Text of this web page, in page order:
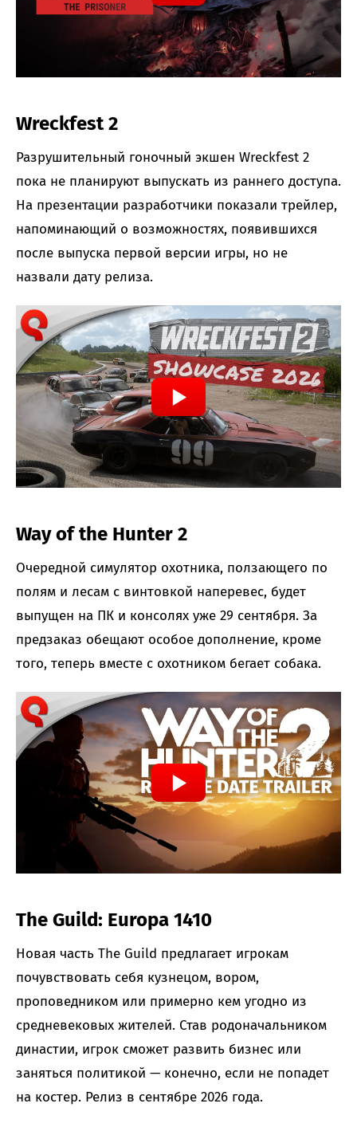
Wreckfest 2
Разрушительный гоночный экшен Wreckfest 2
пока не планируют выпускать из раннего доступа.
На презентации разработчики показали трейлер,
напоминающий о возможностях, появившихся
после выпуска первой версии игры, но не
назвали дату релиза.
Way of the Hunter 2
Очередной симулятор охотника, ползающего по
полям и лесам с винтовкой наперевес, будет
выпущен на ПК и консолях уже 29 сентября. За
предзаказ обещают особое дополнение, кроме
того, теперь вместе с охотником бегает собака.
The Guild: Europa 1410
Новая часть The Guild предлагает игрокам
почувствовать себя кузнецом, вором,
проповедником или примерно кем угодно из
средневековых жителей. Став родоначальником
династии, игрок сможет развить бизнес или
заняться политикой — конечно, если не попадет
на костер. Релиз в сентябре 2026 года.